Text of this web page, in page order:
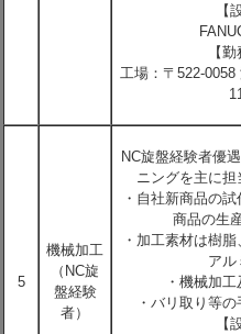
【
【勤
工場：〒522-
5
機械加工
（NC旋
盤経験
者）
NC旋盤経験者優
ニングを主に担
・自社新商品の
商品の生
・加工素材は樹脂
アル
・機械加
・バリ取り等
【